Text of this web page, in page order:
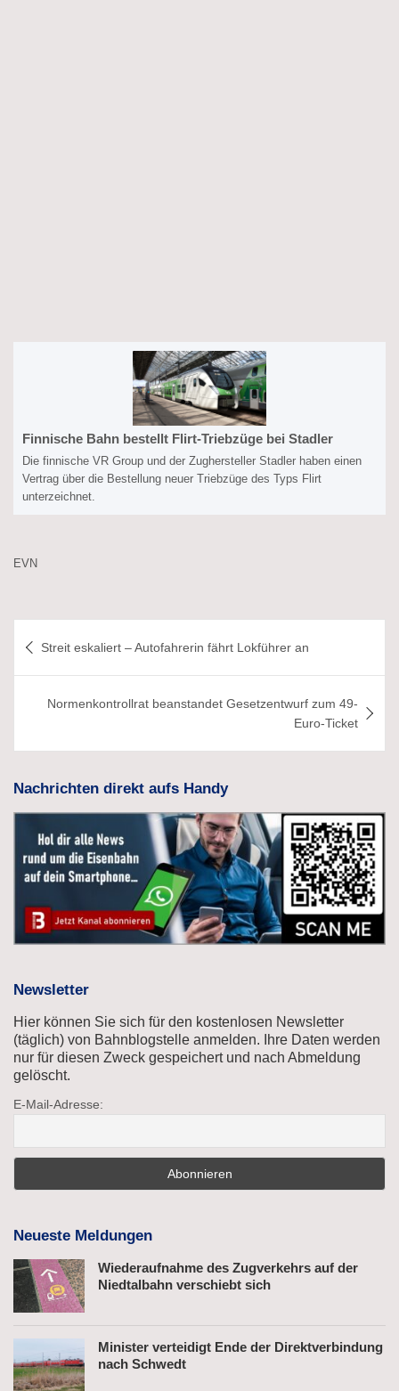
Finnische Bahn bestellt Flirt-Triebzüge bei Stadler
Die finnische VR Group und der Zughersteller Stadler haben einen
Vertrag über die Bestellung neuer Triebzüge des Typs Flirt
unterzeichnet.
EVN
Streit eskaliert – Autofahrerin fährt Lokführer an
Normenkontrollrat beanstandet Gesetzentwurf zum 49-
Euro-Ticket
Nachrichten direkt aufs Handy
Newsletter
Hier können Sie sich für den kostenlosen Newsletter
(täglich) von Bahnblogstelle anmelden. Ihre Daten werden
nur für diesen Zweck gespeichert und nach Abmeldung
gelöscht.
E-Mail-Adresse:
Neueste Meldungen
Wiederaufnahme des Zugverkehrs auf der
Niedtalbahn verschiebt sich
Minister verteidigt Ende der Direktverbindung
nach Schwedt